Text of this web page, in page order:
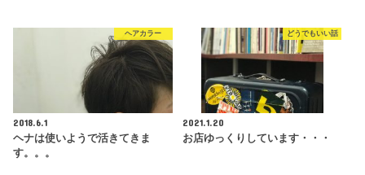
ヘアカラー
2018.6.1
ヘナは使いようで活きてきま
す。。。
どうでもいい話
2021.1.20
お店ゆっくりしています・・・